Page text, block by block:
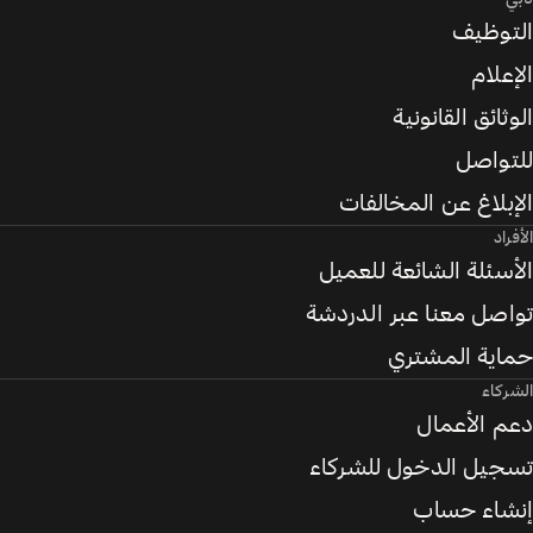
التوظيف
الإعلام
الوثائق القانونية
للتواصل
الإبلاغ عن المخالفات
الأفراد
الأسئلة الشائعة للعميل
تواصل معنا عبر الدردشة
حماية المشتري
الشركاء
دعم الأعمال
تسجيل الدخول للشركاء
إنشاء حساب